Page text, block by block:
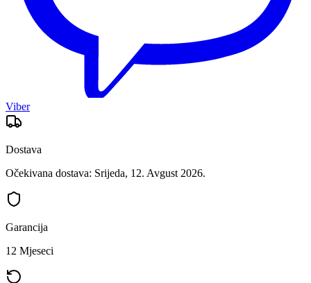
Viber
Dostava
Očekivana dostava: Srijeda, 12. Avgust 2026.
Garancija
12 Mjeseci